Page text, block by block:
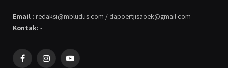
Email : redaksi@mbludus.com / dapoertjisaoek@gmail.com
Kontak: -
FacebookInstagramYouTube